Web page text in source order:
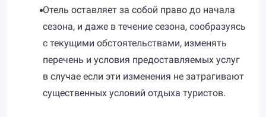
Отель оставляет за собой право до начала
сезона, и даже в течение сезона, сообразуясь
с текущими обстоятельствами, изменять
перечень и условия предоставляемых услуг
в случае если эти изменения не затрагивают
существенных условий отдыха туристов.